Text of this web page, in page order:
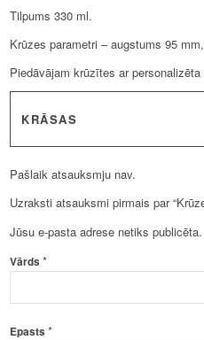
Tilpums 330 ml.
Krūzes parametri – augstums 95
Piedāvājam krūzītes ar
KRĀSAS
Pašlaik atsauksmju nav.
Uzraksti atsauksmi pirmais par
Jūsu e-pasta adrese netiks publicēta.
Vārds*
Epasts*